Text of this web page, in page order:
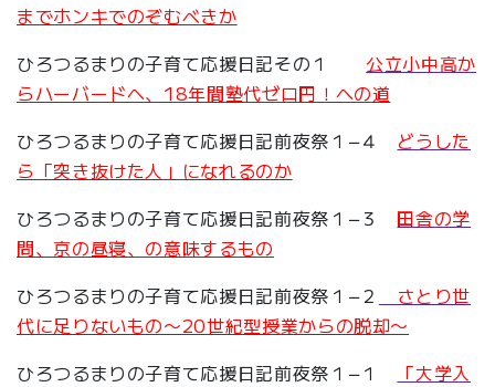
までホンキでのぞむべきか
ひろつるまりの子育て応援日記その１ 公立小中高か
らハーバードへ、18年間塾代ゼロ円！への道
ひろつるまりの子育て応援日記前夜祭１−４ どうした
ら「突き抜けた人」になれるのか
ひろつるまりの子育て応援日記前夜祭１−３ 田舎の学
問、京の昼寝、の意味するもの
ひろつるまりの子育て応援日記前夜祭１−２
さとり世
代に足りないもの〜20世紀型授業からの脱却〜
ひろつるまりの子育て応援日記前夜祭１−１
「大学入